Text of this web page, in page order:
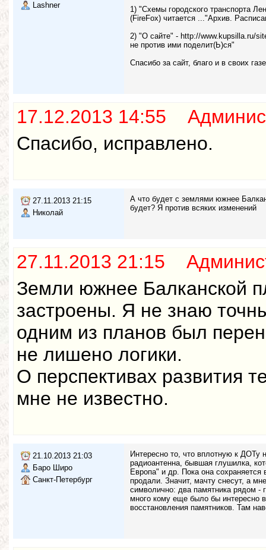
Lashner
1) "Схемы городского транспорта
(FireFox) читается ..."Архив.
2) "О сайте" - http://www.kupsilla.ru/
не против ими поделит(Ь)ся"
Спасибо за сайт, благо и в своих
17.12.2013 14:55
Спасибо, исправлено.
27.11.2013 21:15
Николай
А что будет с землями южнее
будет? Я против всяких изменений
27.11.2013 21:15
Земли южнее Балканской
застроены. Я не знаю
одним из планов был
не лишено логики.
О перспективах развития
мне не известно.
21.10.2013 21:03
Баро Широ
Санкт-Петербург
Интересно то, что вплотную к ДОТу
радиоантенна, бывшая глушилка,
Европа" и др. Пока она сохраняется
продали. Значит, мачту снесут, а
символично: два памятника рядом -
много кому еще было бы интересно
восстановления памятников. Там